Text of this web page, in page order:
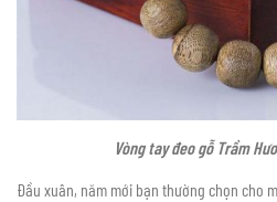
Vòng tay đeo gỗ Trầm
Đầu xuân, năm mới bạn thường chọn cho